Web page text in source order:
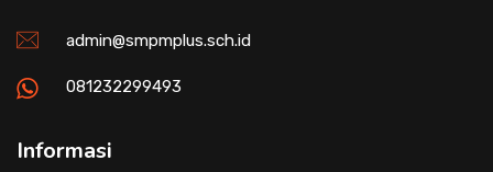
admin@smpmplus.sch.id
081232299493
Informasi